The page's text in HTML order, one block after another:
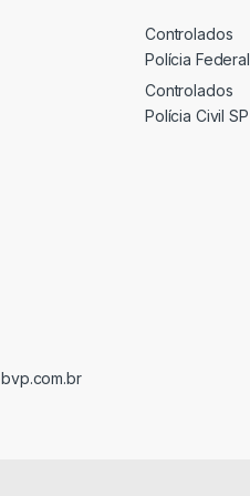
Controlados
Polícia Federal
Controlados
Polícia Civil SP